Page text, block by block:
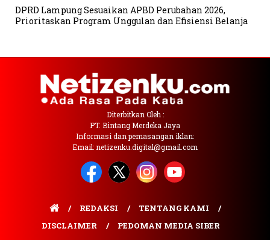
DPRD Lampung Sesuaikan APBD Perubahan 2026,
Prioritaskan Program Unggulan dan Efisiensi Belanja
Diterbitkan Oleh :
PT. Bintang Merdeka Jaya
Informasi dan pemasangan iklan:
Email: netizenku.digital@gmail.com
REDAKSI
TENTANG KAMI
DISCLAIMER
PEDOMAN MEDIA SIBER